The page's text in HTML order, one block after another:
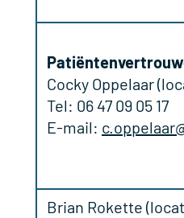
Cocky Oppelaar
Tel: 06 47 09 05 17
E-mail:
Brian Rokette